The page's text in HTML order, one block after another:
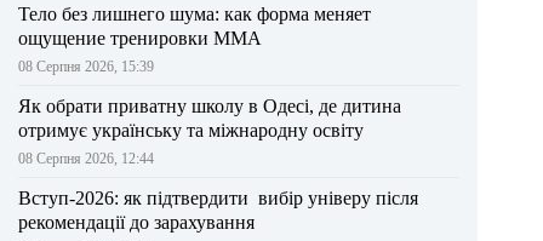
Тело без лишнего шума: как форма меняет
ощущение тренировки ММА
08 Серпня 2026, 15:39
Як обрати приватну школу в Одесі, де дитина
отримує українську та міжнародну освіту
08 Серпня 2026, 12:44
Вступ-2026: як підтвердити вибір універу після
рекомендації до зарахування